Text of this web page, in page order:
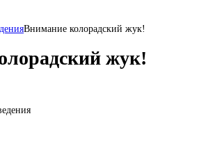
Внимание колорадский жук!
жук!